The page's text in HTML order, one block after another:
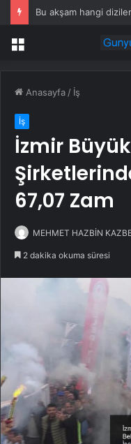
Menü
Anasayfa / İş
İş
İzmir
67,07 Zam
MEHMET HAZBİN
2 dakika okuma süresi